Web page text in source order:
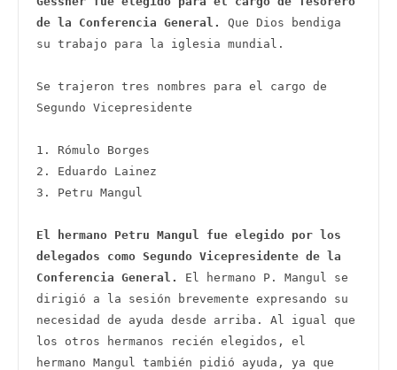
de la Conferencia General.
Que Dios bendiga
su trabajo para la iglesia mundial.
Se trajeron tres nombres para el cargo de
Segundo Vicepresidente
1. Rómulo Borges
2. Eduardo Lainez
3. Petru Mangul
El hermano Petru Mangul fue elegido por los
delegados como Segundo Vicepresidente de la
Conferencia General. El hermano P. Mangul se
dirigió a la sesión brevemente expresando su
necesidad de ayuda desde arriba. Al igual que
los otros hermanos recién elegidos, el
hermano Mangul también pidió ayuda, ya que